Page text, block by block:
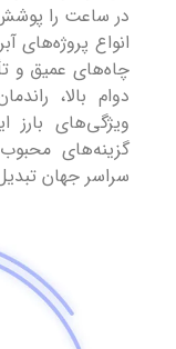
در ساعت را
انواع پروژه‌های
چاه‌های عمیق و
دوام بالا،
ویژگی‌های
گزینه‌های
سراسر جهان